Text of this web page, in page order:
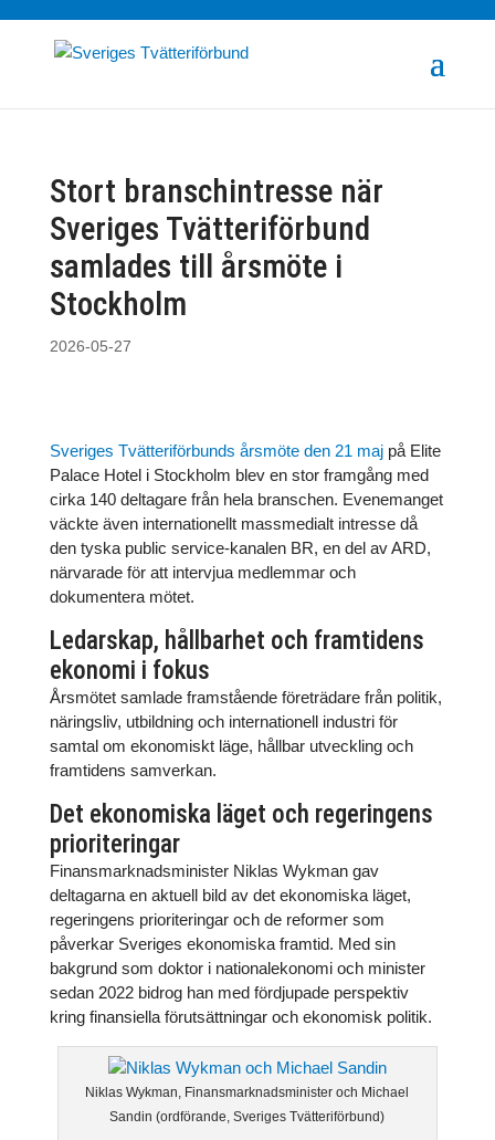
Stort branschintresse när
Sveriges Tvätteriförbund
samlades till årsmöte i
Stockholm
2026-05-27
Sveriges Tvätteriförbunds årsmöte den 21 majpå Elite
Palace Hotel i Stockholm blev en stor framgång med
cirka 140 deltagare från hela branschen. Evenemanget
väckte även internationellt massmedialt intresse då
den tyska public service-kanalen BR, en del av ARD,
närvarade för att intervjua medlemmar och
dokumentera mötet.
Ledarskap, hållbarhet och framtidens
ekonomi i fokus
Årsmötet samlade framstående företrädare från politik,
näringsliv, utbildning och internationell industri för
samtal om ekonomiskt läge, hållbar utveckling och
framtidens samverkan.
Det ekonomiska läget och regeringens
prioriteringar
Finansmarknadsminister Niklas Wykman gav
deltagarna en aktuell bild av det ekonomiska läget,
regeringens prioriteringar och de reformer som
påverkar Sveriges ekonomiska framtid. Med sin
bakgrund som doktor i nationalekonomi och minister
sedan 2022 bidrog han med fördjupade perspektiv
kring finansiella förutsättningar och ekonomisk politik.
Niklas Wykman, Finansmarknadsminister och Michael
Sandin (ordförande, Sveriges Tvätteriförbund)